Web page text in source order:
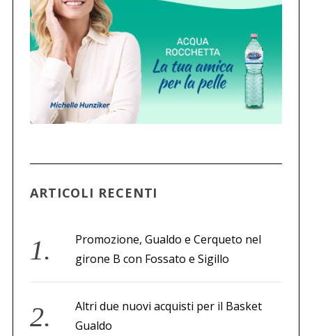
ARTICOLI RECENTI
Promozione, Gualdo e Cerqueto nel
girone B con Fossato e Sigillo
Altri due nuovi acquisti per il Basket
Gualdo